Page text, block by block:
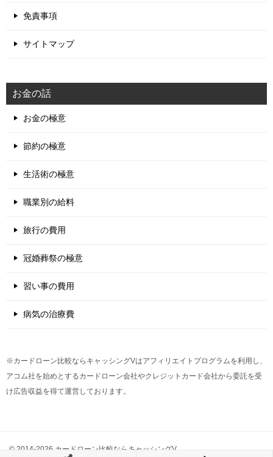
免責事項
サイトマップ
お金の話
お金の極意
節約の極意
生活術の極意
職業別の給料
旅行の費用
冠婚葬祭の極意
習い事の費用
病気の治療費
※カードローン比較ならキャッシングVはアフィリエイトプログラムを利用し、
アコム社を始めとするカードローン会社やクレジットカード会社から委託を受
け広告収益を得て運営しております。
© 2014-2026 カードローン比較ならキャッシングV